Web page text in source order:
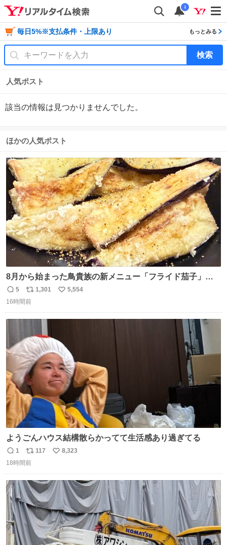
i
毎日5%※支払条件・上限あり もっとみる
検索
人気ポスト
該当の情報は見つかりませんでした。
ほかの人気ポスト
8月から始まった鳥貴族の新メニュー「フライド茄子」が
うますぎでした 信じて……
返
信
5
リ
ポ
数
1,301
い
5,554
16時間前
ようごんハウス結構散らかってて生活感あり過ぎてる
返
信
1
リ
ポ
ト
数
117
い
数
8,323
18時間前